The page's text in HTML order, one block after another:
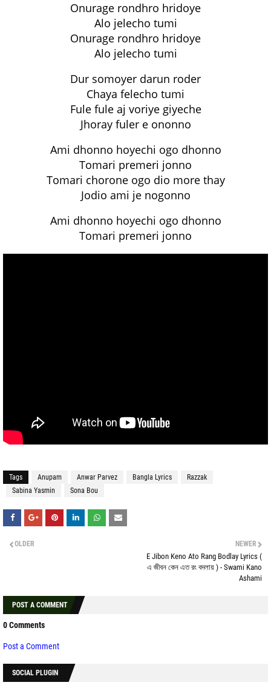
Onurage rondhro hridoye
Alo jelecho tumi
Onurage rondhro hridoye
Alo jelecho tumi
Dur somoyer darun roder
Chaya felecho tumi
Fule fule aj voriye giyeche
Jhoray fuler e ononno
Ami dhonno hoyechi ogo dhonno
Tomari premeri jonno
Tomari chorone ogo dio more thay
Jodio ami je nogonno
Ami dhonno hoyechi ogo dhonno
Tomari premeri jonno
Tags Anupam Anwar Parvez Bangla Lyrics
Razzak
Sabina Yasmin
Sona Bou
NEWER
E Jibon Keno Ato Rang Bodlay Lyrics (
এ জীবন কেন এত রং বদলায় ) - Swami Kano
Ashami
OLDER
POST A COMMENT
0 Comments
Post a Comment
SOCIAL PLUGIN